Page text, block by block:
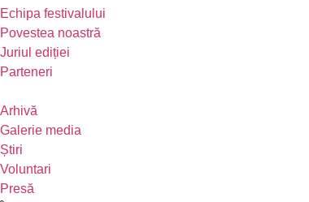
Echipa festivalului
Povestea noastră
Juriul ediției
Parteneri
Arhivă
Galerie media
Știri
Voluntari
Presă